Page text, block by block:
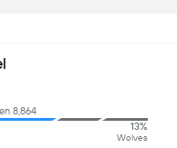
8,864
13%
Wolves